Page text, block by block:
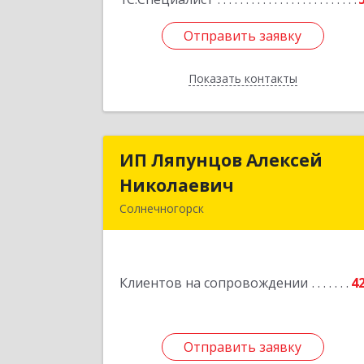
Отправить заявку
Показать контакты
Отправить заявку
Назад
ИП Ляпунцов Алексей
Николаевич
Солнечногорск
Клиентов на сопровождении
Отправить заявку
ИП Ляпунцов Алексей
Отправить заявку